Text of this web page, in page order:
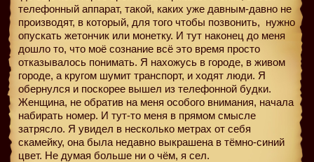
телефонный аппарат, такой, каких уже давным-давно не
производят, в который, для того чтобы позвонить, нужно
опускать жетончик или монетку. И тут наконец до меня
дошло то, что моё сознание всё это время просто
отказывалось понимать. Я нахожусь в городе, в живом
городе, а кругом шумит транспорт, и ходят люди. Я
обернулся и поскорее вышел из телефонной будки.
Женщина, не обратив на меня особого внимания, начала
набирать номер. И тут-то меня в прямом смысле
затрясло. Я увидел в несколько метрах от себя
скамейку, она была недавно выкрашена в тёмно-синий
цвет. Не думая больше ни о чём, я сел.